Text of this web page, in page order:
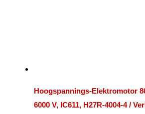
Hoogspannings-Elektromotor
6000 V, IC611, H27R-4004-4 /